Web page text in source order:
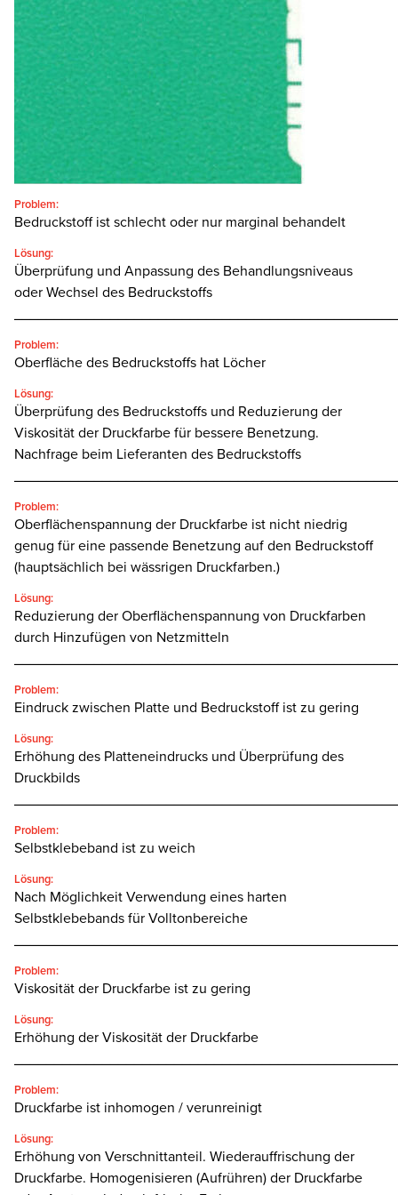
Problem:
Bedruckstoff ist schlecht oder nur marginal behandelt
Lösung:
Überprüfung und Anpassung des Behandlungsniveaus
oder Wechsel des Bedruckstoffs
Problem:
Oberfläche des Bedruckstoffs hat Löcher
Lösung:
Überprüfung des Bedruckstoffs und Reduzierung der
Viskosität der Druckfarbe für bessere Benetzung.
Nachfrage beim Lieferanten des Bedruckstoffs
Problem:
Oberflächenspannung der Druckfarbe ist nicht niedrig
genug für eine passende Benetzung auf den Bedruckstoff
(hauptsächlich bei wässrigen Druckfarben.)
Lösung:
Reduzierung der Oberflächenspannung von Druckfarben
durch Hinzufügen von Netzmitteln
Problem:
Eindruck zwischen Platte und Bedruckstoff ist zu gering
Lösung:
Erhöhung des Platteneindrucks und Überprüfung des
Druckbilds
Problem:
Selbstklebeband ist zu weich
Lösung:
Nach Möglichkeit Verwendung eines harten
Selbstklebebands für Volltonbereiche
Problem:
Viskosität der Druckfarbe ist zu gering
Lösung:
Erhöhung der Viskosität der Druckfarbe
Problem:
Druckfarbe ist inhomogen / verunreinigt
Lösung:
Erhöhung von Verschnittanteil. Wiederauffrischung der
Druckfarbe. Homogenisieren (Aufrühren) der Druckfarbe